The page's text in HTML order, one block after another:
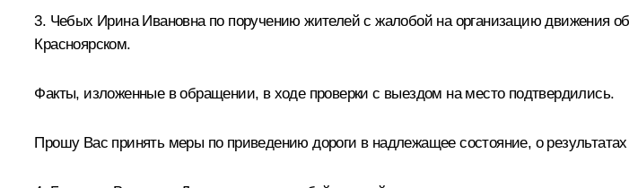
3. Чебых Ирина Ивановна по поручению жителей с жалобой на организацию движения
Красноярском.
Факты, изложенные в обращении, в ходе проверки с выездом на место подтвердились.
Прошу Вас принять меры по приведению дороги в надлежащее состояние, о